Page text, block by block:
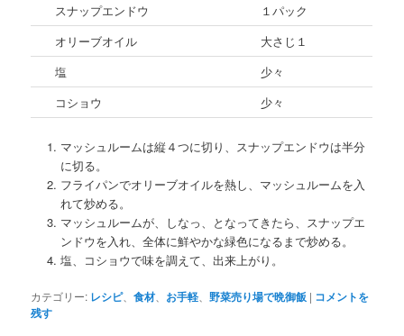
スナップエンドウ
１パック
オリーブオイル
大さじ１
塩
少々
コショウ
少々
マッシュルームは縦４つに切り、スナップエンドウは半分
に切る。
フライパンでオリーブオイルを熱し、マッシュルームを入
れて炒める。
マッシュルームが、しなっ、となってきたら、スナップエ
ンドウを入れ、全体に鮮やかな緑色になるまで炒める。
塩、コショウで味を調えて、出来上がり。
カテゴリー: レシピ、食材、 お手軽 、野菜売り場で晩御飯 | コメントを
残す